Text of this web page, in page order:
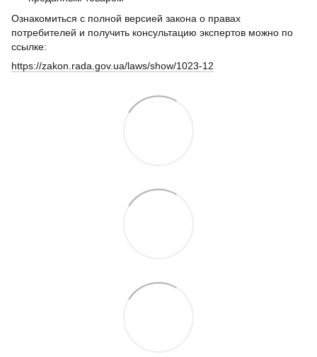
Ознакомиться с полной версией закона о правах
потребителей и получить консультацию экспертов можно по
ссылке:
https://zakon.rada.gov.ua/laws/show/1023-12